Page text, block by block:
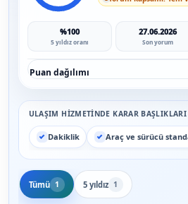
%100
5 yıldız oranı
27.06.2026
Son yorum
Puan dağılımı
ULAŞIM HIZMETINDE KARAR BAŞLIKLARI
Dakiklik Araç ve sürücü
Tümü 1 5 yıldız 1